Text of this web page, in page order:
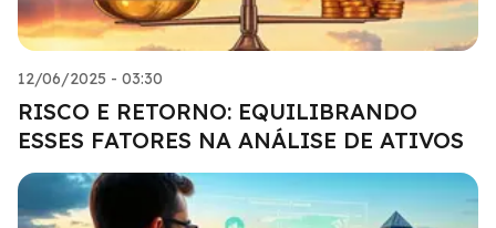
12/06/2025 - 03:30
RISCO E RETORNO: EQUILIBRANDO
ESSES FATORES NA ANÁLISE DE ATIVOS